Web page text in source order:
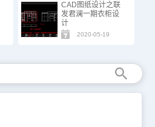
CAD图纸设计之联
发君澜一期衣柜设
计
2020-05-19